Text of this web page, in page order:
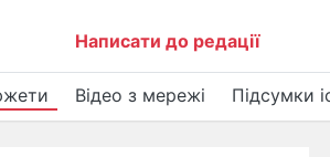
Написати до редації
Відео з мережі Підсумки